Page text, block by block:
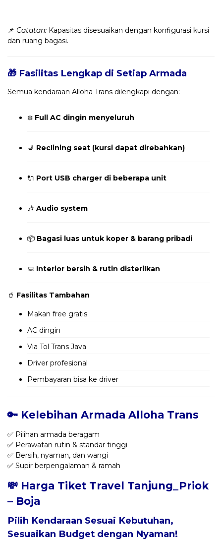
📌 Catatan: Kapasitas disesuaikan dengan konfigurasi kursi
dan ruang bagasi.
🎁 Fasilitas Lengkap di Setiap Armada
Semua kendaraan Alloha Trans dilengkapi dengan:
❄️ Full AC dingin menyeluruh
💺 Reclining seat (kursi dapat direbahkan)
🔌 Port USB charger di beberapa unit
🎶 Audio system
📦 Bagasi luas untuk koper & barang pribadi
🧼 Interior bersih & rutin disterilkan
🥤 Fasilitas Tambahan
Makan free gratis
AC dingin
Via Tol Trans Java
Driver profesional
Pembayaran bisa ke driver
🔑 Kelebihan Armada Alloha Trans
✅ Pilihan armada beragam
✅ Perawatan rutin & standar tinggi
✅ Bersih, nyaman, dan wangi
✅ Supir berpengalaman & ramah
💸 Harga Tiket Travel Tanjung_Priok
– Boja
Pilih Kendaraan Sesuai Kebutuhan,
Sesuaikan Budget dengan Nyaman!